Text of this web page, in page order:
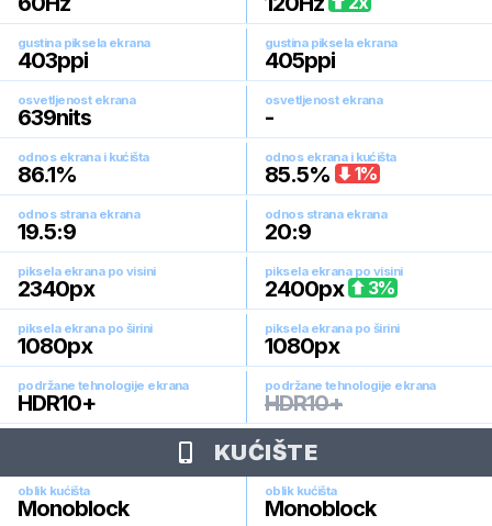
gustina piksela ekrana
403ppi
gustina piksela ekrana
405ppi
osvetljenost ekrana
639nits
osvetljenost ekrana
-
odnos ekrana i kućišta
86.1%
odnos ekrana i kućišta
85.5% 1%
odnos strana ekrana
19.5:9
odnos strana ekrana
20:9
piksela ekrana po visini
2340px
piksela ekrana po visini
2400px 3%
piksela ekrana po širini
1080px
piksela ekrana po širini
1080px
podržane tehnologije ekrana
HDR10+
podržane tehnologije ekrana
HDR10+
KUĆIŠTE
oblik kućišta
Monoblock
oblik kućišta
Monoblock